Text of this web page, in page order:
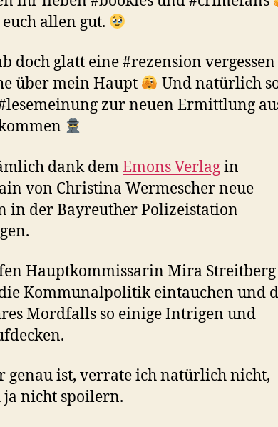
allen gut.
doch glatt eine #rezension
über mein Haupt
Und natürlich
zur neuen Ermittlung
dank demEmons Verlagin
von Christina Wermescher neue
in der Bayreuther Polizeistation
Hauptkommissarin Mira
Kommunalpolitik eintauchen und
Mordfalls so einige Intrigen und
genau ist, verrate ich natürlich nicht,
ja nicht spoilern.